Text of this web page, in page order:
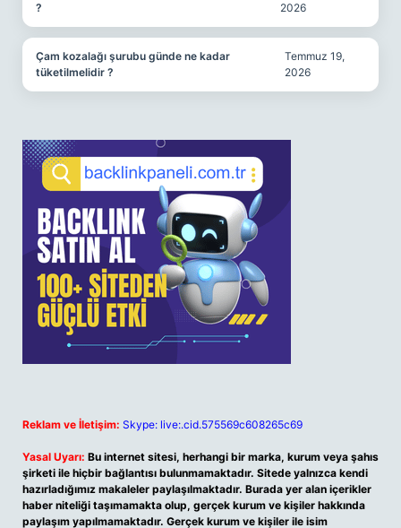
?
2026
Çam kozalağı şurubu günde ne kadar
tüketilmelidir ?
Temmuz 19,
2026
Reklam ve İletişim: Skype: live:.cid.575569c608265c69
Yasal Uyarı: Bu internet sitesi, herhangi bir marka, kurum veya şahıs
şirketi ile hiçbir bağlantısı bulunmamaktadır. Sitede yalnızca kendi
hazırladığımız makaleler paylaşılmaktadır. Burada yer alan içerikler
haber niteliği taşımamakta olup, gerçek kurum ve kişiler hakkında
paylaşım yapılmamaktadır. Gerçek kurum ve kişiler ile isim